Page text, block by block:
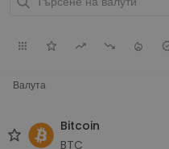
Валута
Bitcoin
BTC